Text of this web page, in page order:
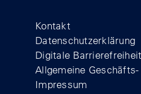
Kontakt
Datenschutzerklärung
Digitale Barrierefreiheit
Allgemeine Geschäfts-
Impressum